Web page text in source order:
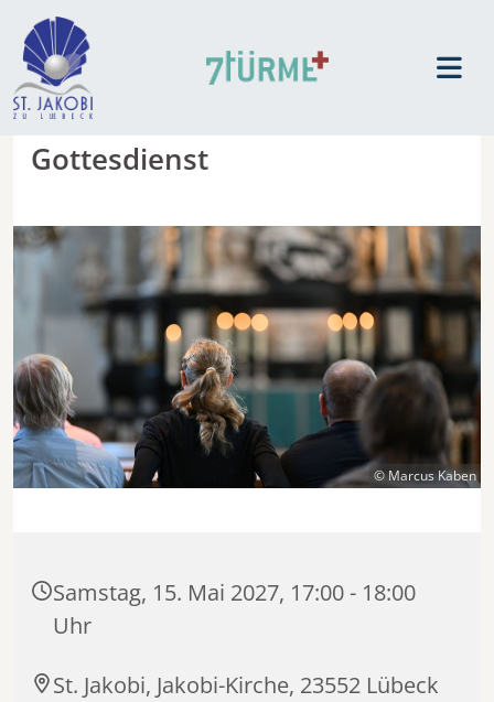
Gottesdienst
© Marcus Kaben
Samstag, 15. Mai 2027, 17:00 - 18:00
Uhr
St. Jakobi, Jakobi-Kirche, 23552 Lübeck